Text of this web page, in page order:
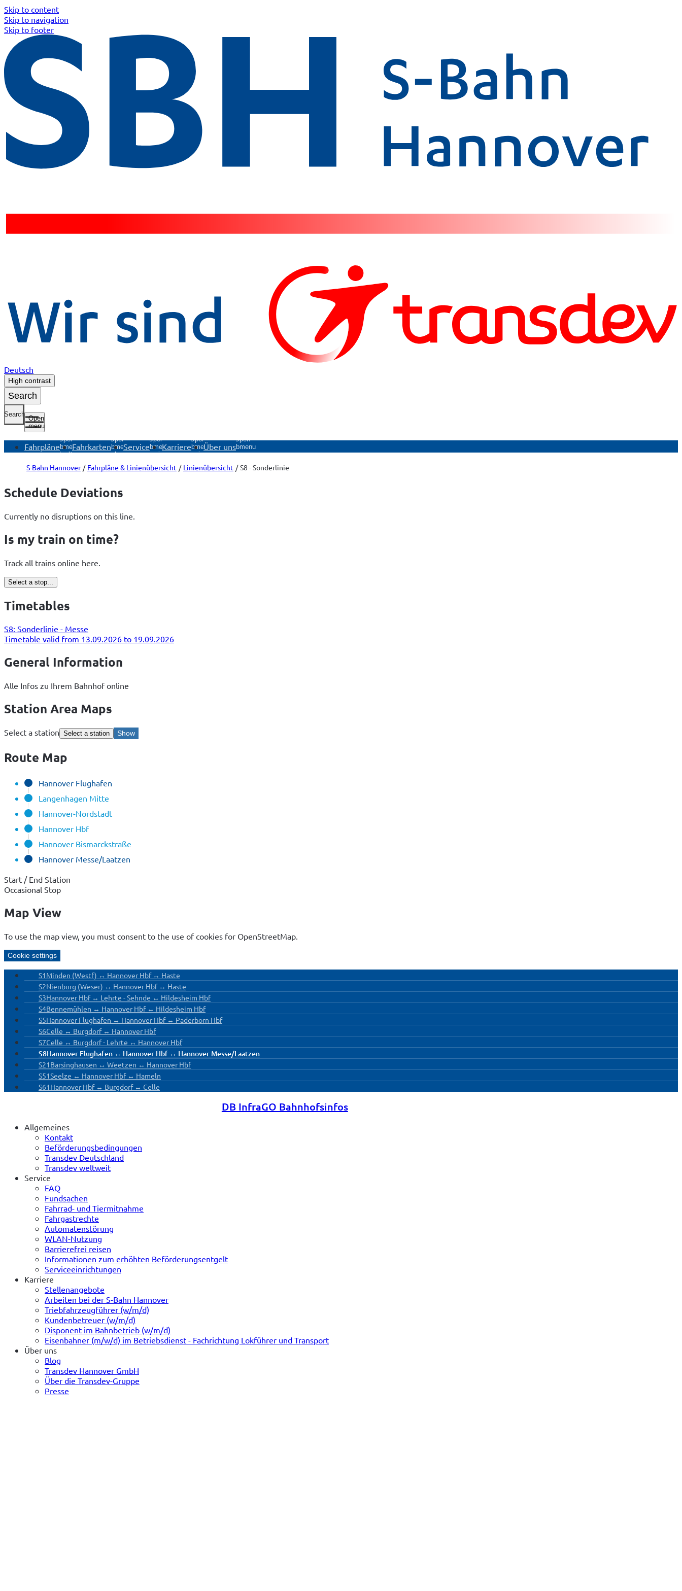
Skip to content
Skip to navigation
Skip to footer
Deutsch
High contrast
Search
Search Open
menu
Fahrpläne
Open
submenu
Fahrpläne
Fahrkarten
Open
submenu
Fahrkarten
Service
Open
submenu
Service
Karriere
Open
submenu
Karriere
Über uns
Open
submenu
Über uns
S-Bahn Hannover Fahrpläne & Linienübersicht Linienübersicht S8 - Sonderlinie
Schedule Deviations
Currently no disruptions on this line.
Is my train on time?
Track all trains online here.
Select a stop...
Timetables
S8: Sonderlinie - Messe
Timetable valid from 13.09.2026 to 19.09.2026
General Information
Alle Infos zu Ihrem Bahnhof online
Station Area Maps
Select a station Select a station Show
Route Map
Hannover Flughafen
Langenhagen Mitte
Hannover-Nordstadt
Hannover Hbf
Hannover Bismarckstraße
Hannover Messe/Laatzen
Start / End Station
Occasional Stop
Map View
To use the map view, you must consent to the use of cookies for OpenStreetMap.
Cookie settings
S1Minden (Westf) ↔ Hannover Hbf ↔ Haste
S2Nienburg (Weser) ↔ Hannover Hbf ↔ Haste
S3Hannover Hbf ↔ Lehrte - Sehnde ↔ Hildesheim Hbf
S4Bennemühlen ↔ Hannover Hbf ↔ Hildesheim Hbf
S5Hannover Flughafen ↔ Hannover Hbf ↔ Paderborn Hbf
S6Celle ↔ Burgdorf ↔ Hannover Hbf
S7Celle ↔ Burgdorf - Lehrte ↔ Hannover Hbf
S8Hannover Flughafen ↔ Hannover Hbf ↔ Hannover Messe/Laatzen
S21Barsinghausen ↔ Weetzen ↔ Hannover Hbf
S51Seelze ↔ Hannover Hbf ↔ Hameln
S61Hannover Hbf ↔ Burgdorf ↔ Celle
DB InfraGO Bahnhofsinfos
Allgemeines
Kontakt
Beförderungsbedingungen
Transdev Deutschland
Transdev weltweit
Service
FAQ
Fundsachen
Fahrrad- und Tiermitnahme
Fahrgastrechte
Automatenstörung
WLAN-Nutzung
Barrierefrei reisen
Informationen zum erhöhten Beförderungsentgelt
Serviceeinrichtungen
Karriere
Stellenangebote
Arbeiten bei der S-Bahn Hannover
Triebfahrzeugführer (w/m/d)
Kundenbetreuer (w/m/d)
Disponent im Bahnbetrieb (w/m/d)
Eisenbahner (m/w/d) im Betriebsdienst - Fachrichtung Lokführer und Transport
Über uns
Blog
Transdev Hannover GmbH
Über die Transdev-Gruppe
Presse